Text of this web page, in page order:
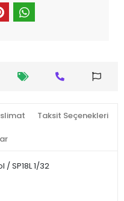
Taksit Seçenekleri
/ SP18L 1/32